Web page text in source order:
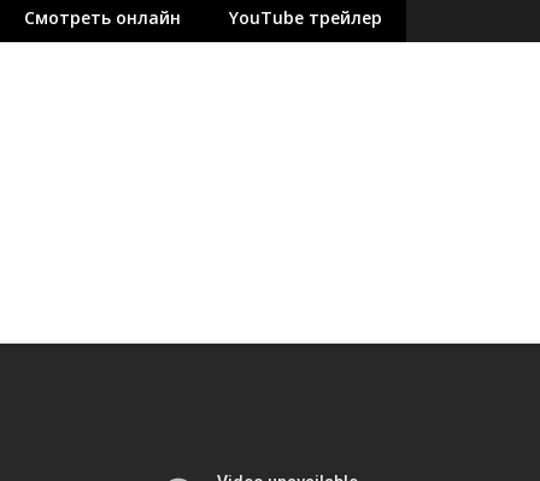
Смотреть онлайн YouTube трейлер